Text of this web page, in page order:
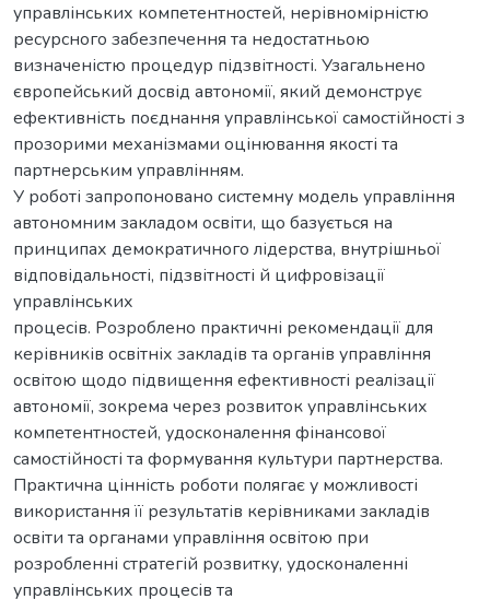
управлінських компетентностей, нерівномірністю
ресурсного забезпечення та недостатньою
визначеністю процедур підзвітності. Узагальнено
європейський досвід автономії, який демонструє
ефективність поєднання управлінської самостійності з
прозорими механізмами оцінювання якості та
партнерським управлінням.
У роботі запропоновано системну модель управління
автономним закладом освіти, що базується на
принципах демократичного лідерства, внутрішньої
відповідальності, підзвітності й цифровізації
управлінських
процесів. Розроблено практичні рекомендації для
керівників освітніх закладів та органів управління
освітою щодо підвищення ефективності реалізації
автономії, зокрема через розвиток управлінських
компетентностей, удосконалення фінансової
самостійності та формування культури партнерства.
Практична цінність роботи полягає у можливості
використання її результатів керівниками закладів
освіти та органами управління освітою при
розробленні стратегій розвитку, удосконаленні
управлінських процесів та